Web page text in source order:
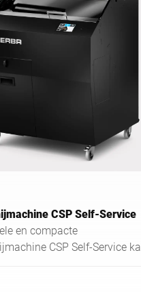
CSP Self-Service
en compacte
CSP Self-Service kan